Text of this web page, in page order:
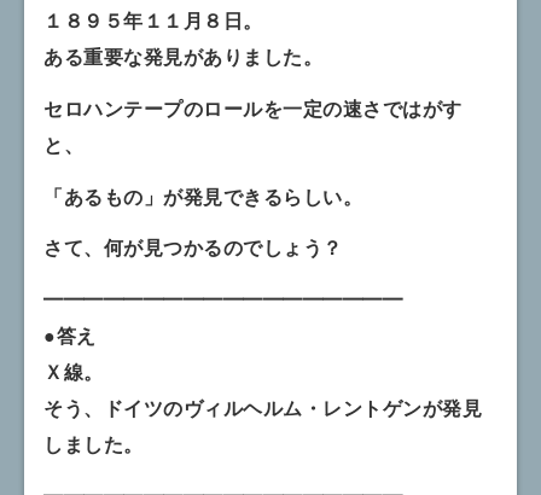
１８９５年１１月８日。
ある重要な発見がありました。
セロハンテープのロールを一定の速さではがす
と、
「あるもの」が発見できるらしい。
さて、何が見つかるのでしょう？
━━━━━━━━━━━━━━━━━━
●答え
Ｘ線。
そう、ドイツのヴィルヘルム・レントゲンが発見
しました。